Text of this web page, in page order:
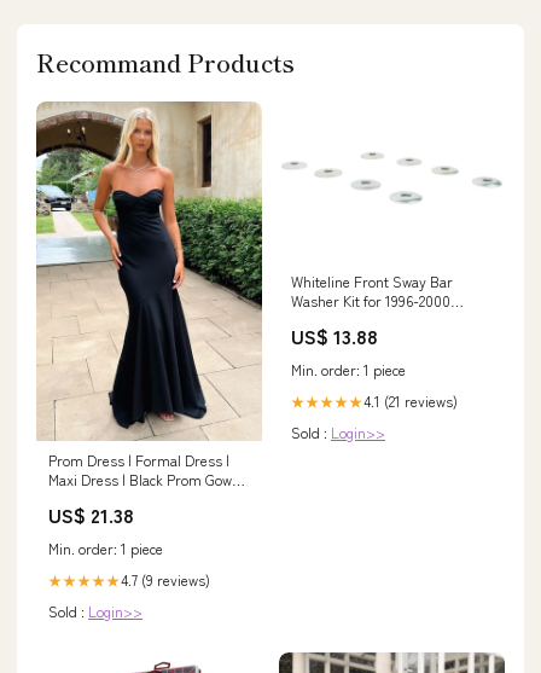
Recommand Products
Prom Dress | Formal Dress |
Maxi Dress | Black Prom Gown |
Maxi Dress - Black
US$ 21.38
Min. order: 1 piece
★★★★★4.7 (9 reviews)
Sold : Login>>
Whiteline Front Sway Bar
Washer Kit for 1996-2000
GT-S
US$ 13.88
Min. order: 1 piece
★★★★★4.1 (21 reviews)
Sold : Login>>